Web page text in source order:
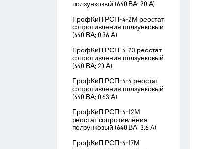
ползунковый (640 ВА; 20 А)
ПрофКиП РСП-4-2М реостат
сопротивления ползунковый
(640 ВА; 0.36 А)
ПрофКиП РСП-4-23 реостат
сопротивления ползунковый
(640 ВА; 20 А)
ПрофКиП РСП-4-4 реостат
сопротивления ползунковый
(640 ВА; 0.63 А)
ПрофКиП РСП-4-12М
реостат сопротивления
ползунковый (640 ВА; 3.6 А)
ПрофКиП РСП-4-17М